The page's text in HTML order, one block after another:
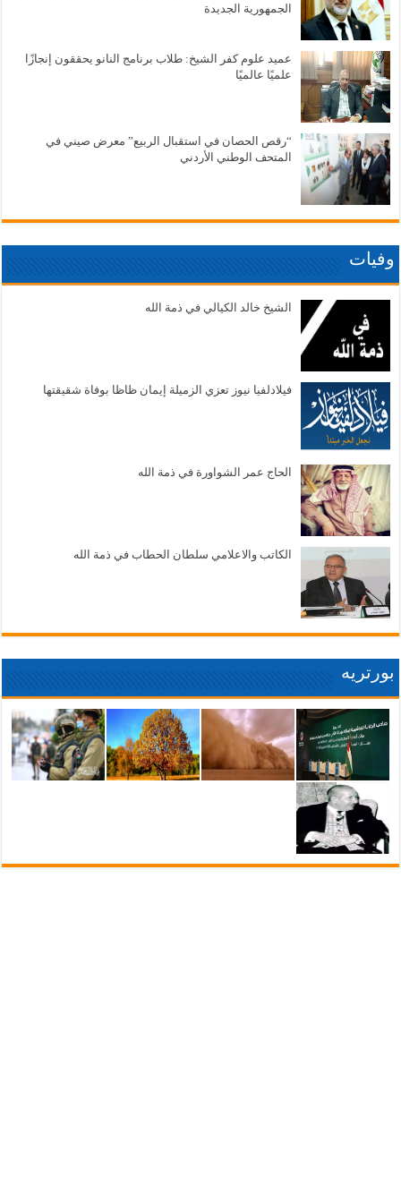
الجمهورية الجديدة
عميد علوم كفر الشيخ: طلاب برنامج النانو يحققون إنجازًا
علميًا عالميًا
“رقص الحصان في استقبال الربيع” معرض صيني في
المتحف الوطني الأردني
وفيات
الشيخ خالد الكيالي في ذمة الله
فيلادلفيا نيوز تعزي الزميلة إيمان ظاظا بوفاة شقيقتها
الحاج عمر الشواورة في ذمة الله
الكاتب والاعلامي سلطان الحطاب في ذمة الله
بورتريه